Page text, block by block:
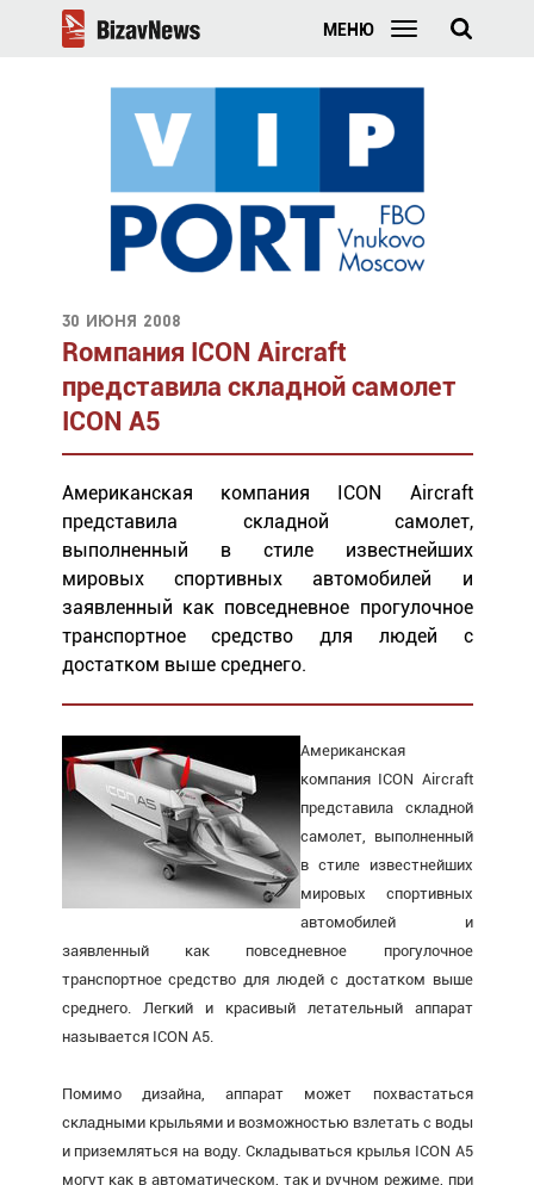
МЕНЮ
30 июня 2008
Rомпания ICON Aircraft
представила складной самолет
ICON A5
Американская компания ICON Aircraft
представила складной самолет,
выполненный в стиле известнейших
мировых спортивных автомобилей и
заявленный как повседневное прогулочное
транспортное средство для людей с
достатком выше среднего.
Американская
компания ICON Aircraft
представила складной
самолет, выполненный
в стиле известнейших
мировых спортивных
автомобилей и
заявленный как повседневное прогулочное
транспортное средство для людей с достатком выше
среднего. Легкий и красивый летательный аппарат
называется ICON A5.
Помимо дизайна, аппарат может похвастаться
складными крыльями и возможностью взлетать с воды
и приземляться на воду. Складываться крылья ICON A5
могут как в автоматическом, так и ручном режиме, при